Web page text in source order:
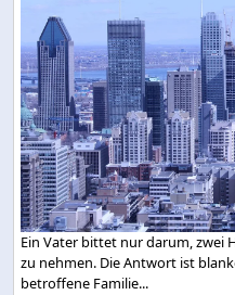
Ein Vater bittet nur darum, zwei
zu nehmen. Die Antwort ist
betroffene Familie...